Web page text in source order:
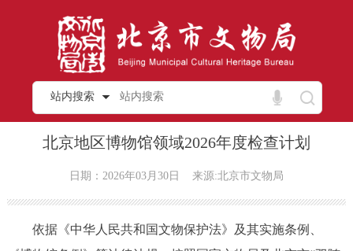
站内搜索
北京地区博物馆领域2026年度检查计划
日期：2026年03月30日 来源:北京市文物局
依据《中华人民共和国文物保护法》及其实施条例、